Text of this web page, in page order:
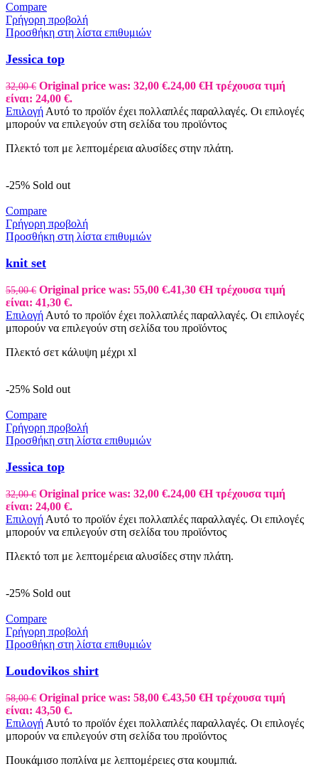
Compare
Γρήγορη προβολή
Προσθήκη στη λίστα επιθυμιών
Jessica top
32,00€ Original price was: 32,00 €.24,00 €Η τρέχουσα τιμή
είναι: 24,00 €.
Επιλογή Αυτό το προϊόν έχει πολλαπλές παραλλαγές. Οι επιλογές
μπορούν να επιλεγούν στη σελίδα του προϊόντος
Πλεκτό τοπ με λεπτομέρεια αλυσίδες στην πλάτη.
-25% Sold out
Compare
Γρήγορη προβολή
Προσθήκη στη λίστα επιθυμιών
knit set
55,00€ Original price was: 55,00 €.41,30 €Η τρέχουσα τιμή
είναι: 41,30 €.
Επιλογή Αυτό το προϊόν έχει πολλαπλές παραλλαγές. Οι επιλογές
μπορούν να επιλεγούν στη σελίδα του προϊόντος
Πλεκτό σετ κάλυψη μέχρι xl
-25% Sold out
Compare
Γρήγορη προβολή
Προσθήκη στη λίστα επιθυμιών
Jessica top
32,00€ Original price was: 32,00 €.24,00 €Η τρέχουσα τιμή
είναι: 24,00 €.
Επιλογή Αυτό το προϊόν έχει πολλαπλές παραλλαγές. Οι επιλογές
μπορούν να επιλεγούν στη σελίδα του προϊόντος
Πλεκτό τοπ με λεπτομέρεια αλυσίδες στην πλάτη.
-25% Sold out
Compare
Γρήγορη προβολή
Προσθήκη στη λίστα επιθυμιών
Loudovikos shirt
58,00€ Original price was: 58,00 €.43,50 €Η τρέχουσα τιμή
είναι: 43,50 €.
Επιλογή Αυτό το προϊόν έχει πολλαπλές παραλλαγές. Οι επιλογές
μπορούν να επιλεγούν στη σελίδα του προϊόντος
Πουκάμισο ποπλίνα με λεπτομέρειες στα κουμπιά.